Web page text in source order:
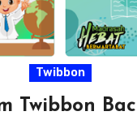
Twibbon
Twibbon